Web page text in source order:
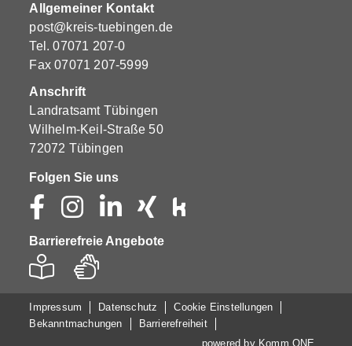
Allgemeiner Kontakt
post@kreis-tuebingen.de
Tel.07071 207-0
Fax 07071 207-5999
Anschrift
Landratsamt Tübingen
Wilhelm-Keil-Straße 50
72072 Tübingen
Folgen Sie uns
Barrierefreie Angebote
Impressum Datenschutz
Cookie Einstellungen
Bekanntmachungen
Barrierefreiheit
powered by Komm.ONE